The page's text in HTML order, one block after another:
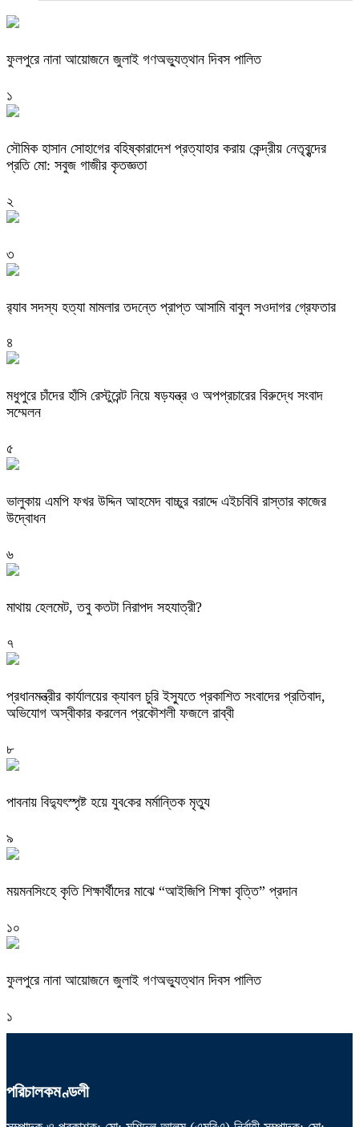
ফুলপুরে নানা আয়োজনে জুলাই গণঅভ্যুত্থান দিবস পালিত
১
সৌমিক হাসান সোহাগের বহিষ্কারাদেশ প্রত্যাহার করায় কেন্দ্রীয় নেতৃবৃন্দের
প্রতি মো: সবুজ গাজীর কৃতজ্ঞতা
২
৩
র‌্যাব সদস্য হত্যা মামলার তদন্তে প্রাপ্ত আসামি বাবুল সওদাগর গ্রেফতার
৪
মধুপুরে চাঁদের হাঁসি রেস্টুরেন্ট নিয়ে ষড়যন্ত্র ও অপপ্রচারের বিরুদ্ধে সংবাদ
সম্মেলন
৫
ভালুকায় এমপি ফখর উদ্দিন আহমেদ বাচ্চুর বরাদ্দে এইচবিবি রাস্তার কাজের
উদ্বোধন
৬
মাথায় হেলমেট, তবু কতটা নিরাপদ সহযাত্রী?
৭
প্রধানমন্ত্রীর কার্যালয়ের ক্যাবল চুরি ইস্যুতে প্রকাশিত সংবাদের প্রতিবাদ,
অভিযোগ অস্বীকার করলেন প্রকৌশলী ফজলে রাব্বী
৮
পাবনায় বিদ্যুৎস্পৃষ্ট হয়ে যুব‌কের মর্মান্তিক মৃত্যু
৯
ময়মনসিংহে কৃতি শিক্ষার্থীদের মাঝে “আইজিপি শিক্ষা বৃত্তি” প্রদান
১০
ফুলপুরে নানা আয়োজনে জুলাই গণঅভ্যুত্থান দিবস পালিত
১
পরিচালকমণ্ডলী